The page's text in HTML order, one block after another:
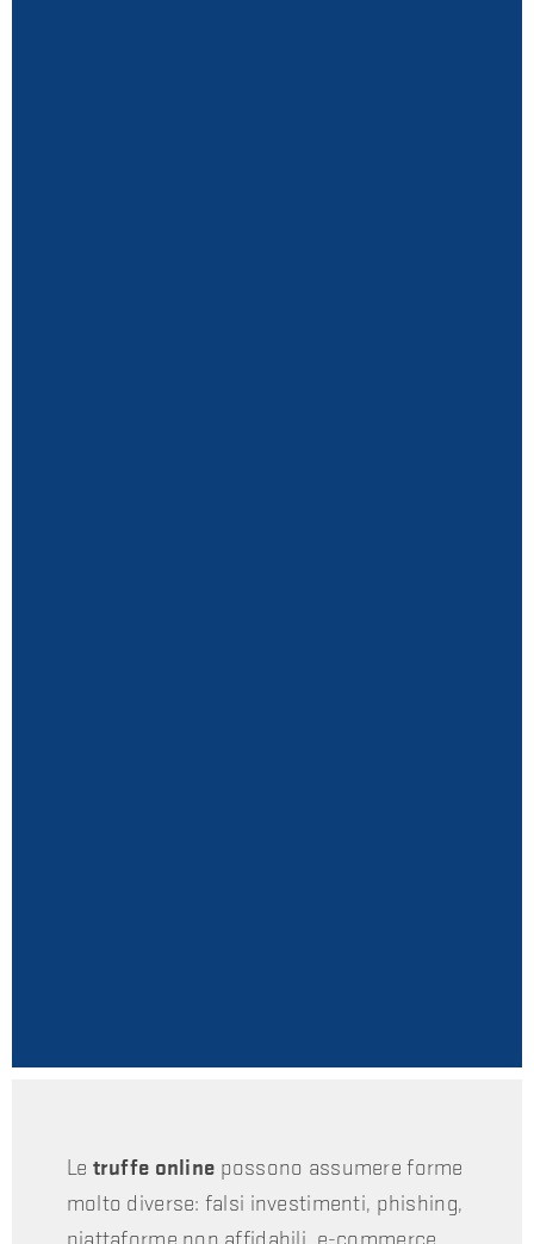
Le truffe online possono assumere forme
molto diverse: falsi investimenti, phishing,